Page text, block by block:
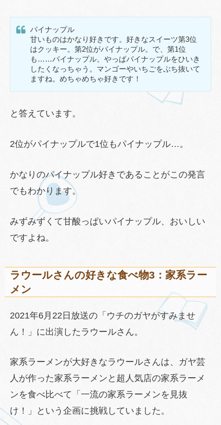
パイナップル
甘いものはかなり好きです。好きなスイーツ第3位
はクッキー。第2位がパイナップル。で、第1位
も……パイナップル。やっぱパイナップルをひいき
したくなっちゃう。マンゴーやいちごをぶち抜いて
ますね。めちゃめちゃ好きです！
と答えています。
2位がパイナップルで1位もパイナップル…。
かなりのパイナップル好きであることがこの発言
でもわかります。
みずみずくて甘酸っぱいパイナップル、おいしい
ですよね。
ラウールさんの好きな食べ物3：家系ラー
メン
2021年6月22日放送の「ウチのガヤがすみませ
ん！」に出演したラウールさん。
家系ラーメンが大好きなラウールさんは、ガヤ芸
人が作った家系ラーメンと超人気店の家系ラーメ
ンを食べ比べて「一流の家系ラーメンを見抜
け！」という企画に挑戦していました。